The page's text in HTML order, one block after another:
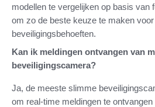
modellen te vergelijken op basis van
om zo de beste keuze te maken
beveiligingsbehoeften.
Kan ik meldingen ontvangen van
beveiligingscamera?
Ja, de meeste slimme
om real-time meldingen te ontvangen